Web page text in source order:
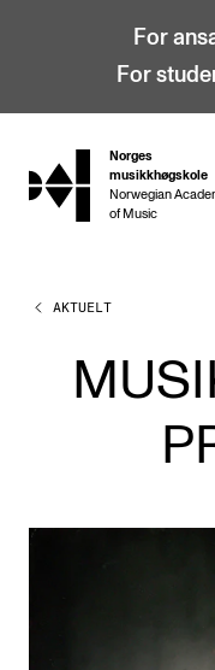
For
For
hjem
Norges
musikkhøgskole
Norwegian
of Music
STUDIER
Alle studier
Bachelor
Årsstudium og
AKTUELT